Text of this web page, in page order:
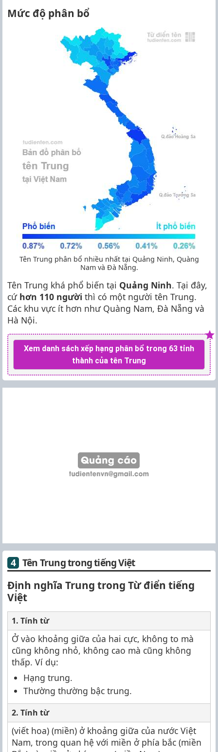
Mức độ phân bổ
Tên Trung phân bổ nhiều nhất tại Quảng Ninh, Quàng
Nam và Đà Nẵng.
Tên Trung khá phổ biến tại Quảng Ninh. Tại đây,
cứ hơn 110 người thì có một người tên Trung.
Các khu vực ít hơn như Quàng Nam, Đà Nẵng và
Hà Nội.
Xem danh sách xếp hạng phân bổ trong 63 tỉnh
thành của tên Trung
Tên Trung trong tiếng Việt
Định nghĩa Trung trong Từ điển tiếng
Việt
1. Tính từ
Ở vào khoảng giữa của hai cực, không to mà
cũng không nhỏ, không cao mà cũng không
thấp. Ví dụ:
Hạng trung.
Thường thường bậc trung.
2. Tính từ
(viết hoa) (miền) ở khoảng giữa của nước Việt
Nam, trong quan hệ với miền ở phía bắc (miền